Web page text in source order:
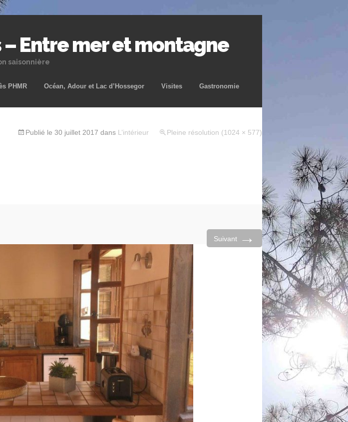
Entre mer et montagne
saisonnière
Aller
PHMR Océan, Adour et Lac d’Hossegor Visites Gastronomie
Publié le 30 juillet 2017 dans L’intérieur Pleine résolution (1024 × 577)
Suivant →